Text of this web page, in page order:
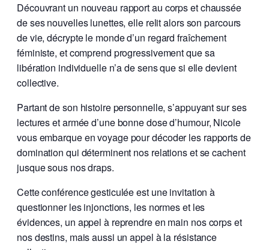
Découvrant un nouveau rapport au corps et chaussée
de ses nouvelles lunettes, elle relit alors son parcours
de vie, décrypte le monde d’un regard fraîchement
féministe, et comprend progressivement que sa
libération individuelle n’a de sens que si elle devient
collective.
Partant de son histoire personnelle, s’appuyant sur ses
lectures et armée d’une bonne dose d’humour, Nicole
vous embarque en voyage pour décoder les rapports de
domination qui déterminent nos relations et se cachent
jusque sous nos draps.
Cette conférence gesticulée est une invitation à
questionner les injonctions, les normes et les
évidences, un appel à reprendre en main nos corps et
nos destins, mais aussi un appel à la résistance